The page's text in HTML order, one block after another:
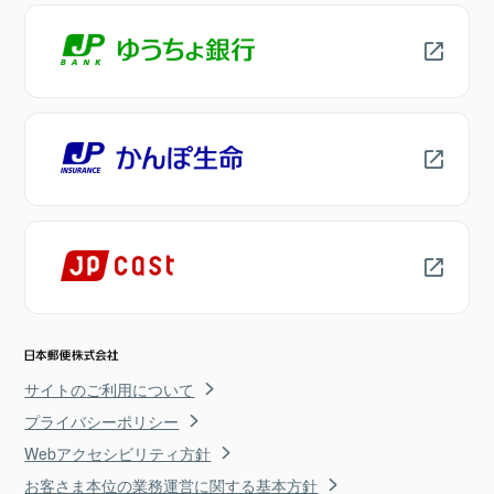
サイトのご利用について
プライバシーポリシー
Webアクセシビリティ方針
お客さま本位の業務運営に関する基本方針